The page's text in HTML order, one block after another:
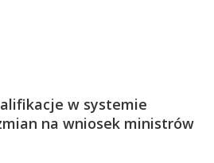
w systemie
na wniosek ministrów